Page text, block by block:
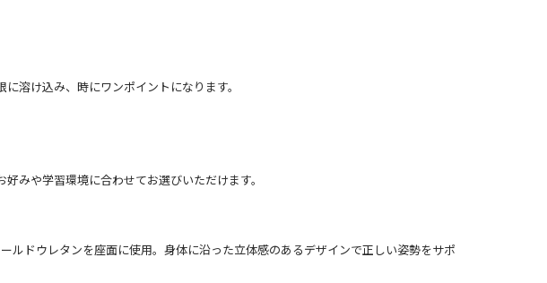
溶け込み、時にワンポイントになります。
みや学習環境に合わせてお選びいただけます。
ルドウレタンを座面に使用。身体に沿った立体感のあるデザインで正しい姿勢をサポ